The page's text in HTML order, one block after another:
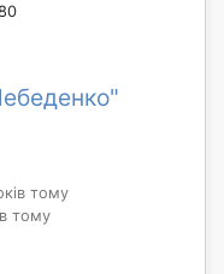
тому
тому